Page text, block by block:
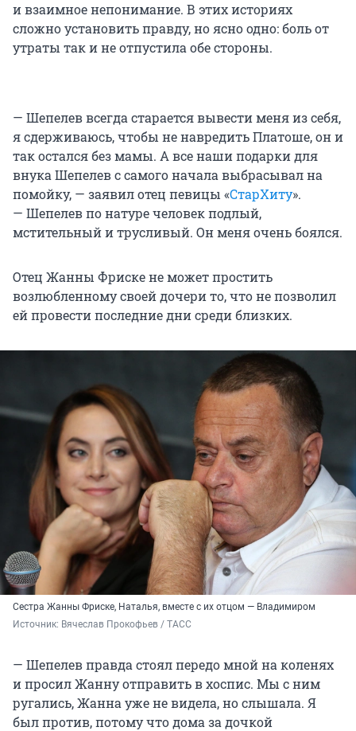
и взаимное непонимание. В этих историях
сложно установить правду, но ясно одно: боль от
утраты так и не отпустила обе стороны.
— Шепелев всегда старается вывести меня из себя,
я сдерживаюсь, чтобы не навредить Платоше, он и
так остался без мамы. А все наши подарки для
внука Шепелев с самого начала выбрасывал на
помойку, — заявил отец певицы «СтарХиту».
— Шепелев по натуре человек подлый,
мстительный и трусливый. Он меня очень боялся.
Отец Жанны Фриске не может простить
возлюбленному своей дочери то, что не позволил
ей провести последние дни среди близких.
Сестра Жанны Фриске, Наталья, вместе с их отцом — Владимиром
Источник: Вячеслав Прокофьев / ТАСС
— Шепелев правда стоял передо мной на коленях
и просил Жанну отправить в хоспис. Мы с ним
ругались, Жанна уже не видела, но слышала. Я
был против, потому что дома за дочкой